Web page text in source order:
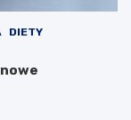
DIETY